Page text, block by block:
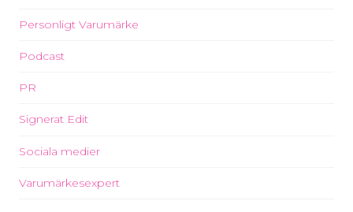
Personligt Varumärke
Podcast
PR
Signerat Edit
Sociala medier
Varumärkesexpert